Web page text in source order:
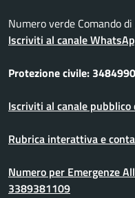
Numero verde Comando
Iscriviti al canale
Protezione civile:
Iscriviti al canale
Rubrica interattiva e
Numero per Emergenze
3389381109